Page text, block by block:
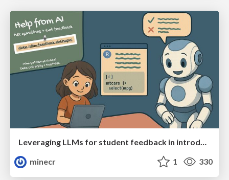
Leveraging LLMs for student feedback in introductory data science courses - posit::conf(2025)
minecr
1 330